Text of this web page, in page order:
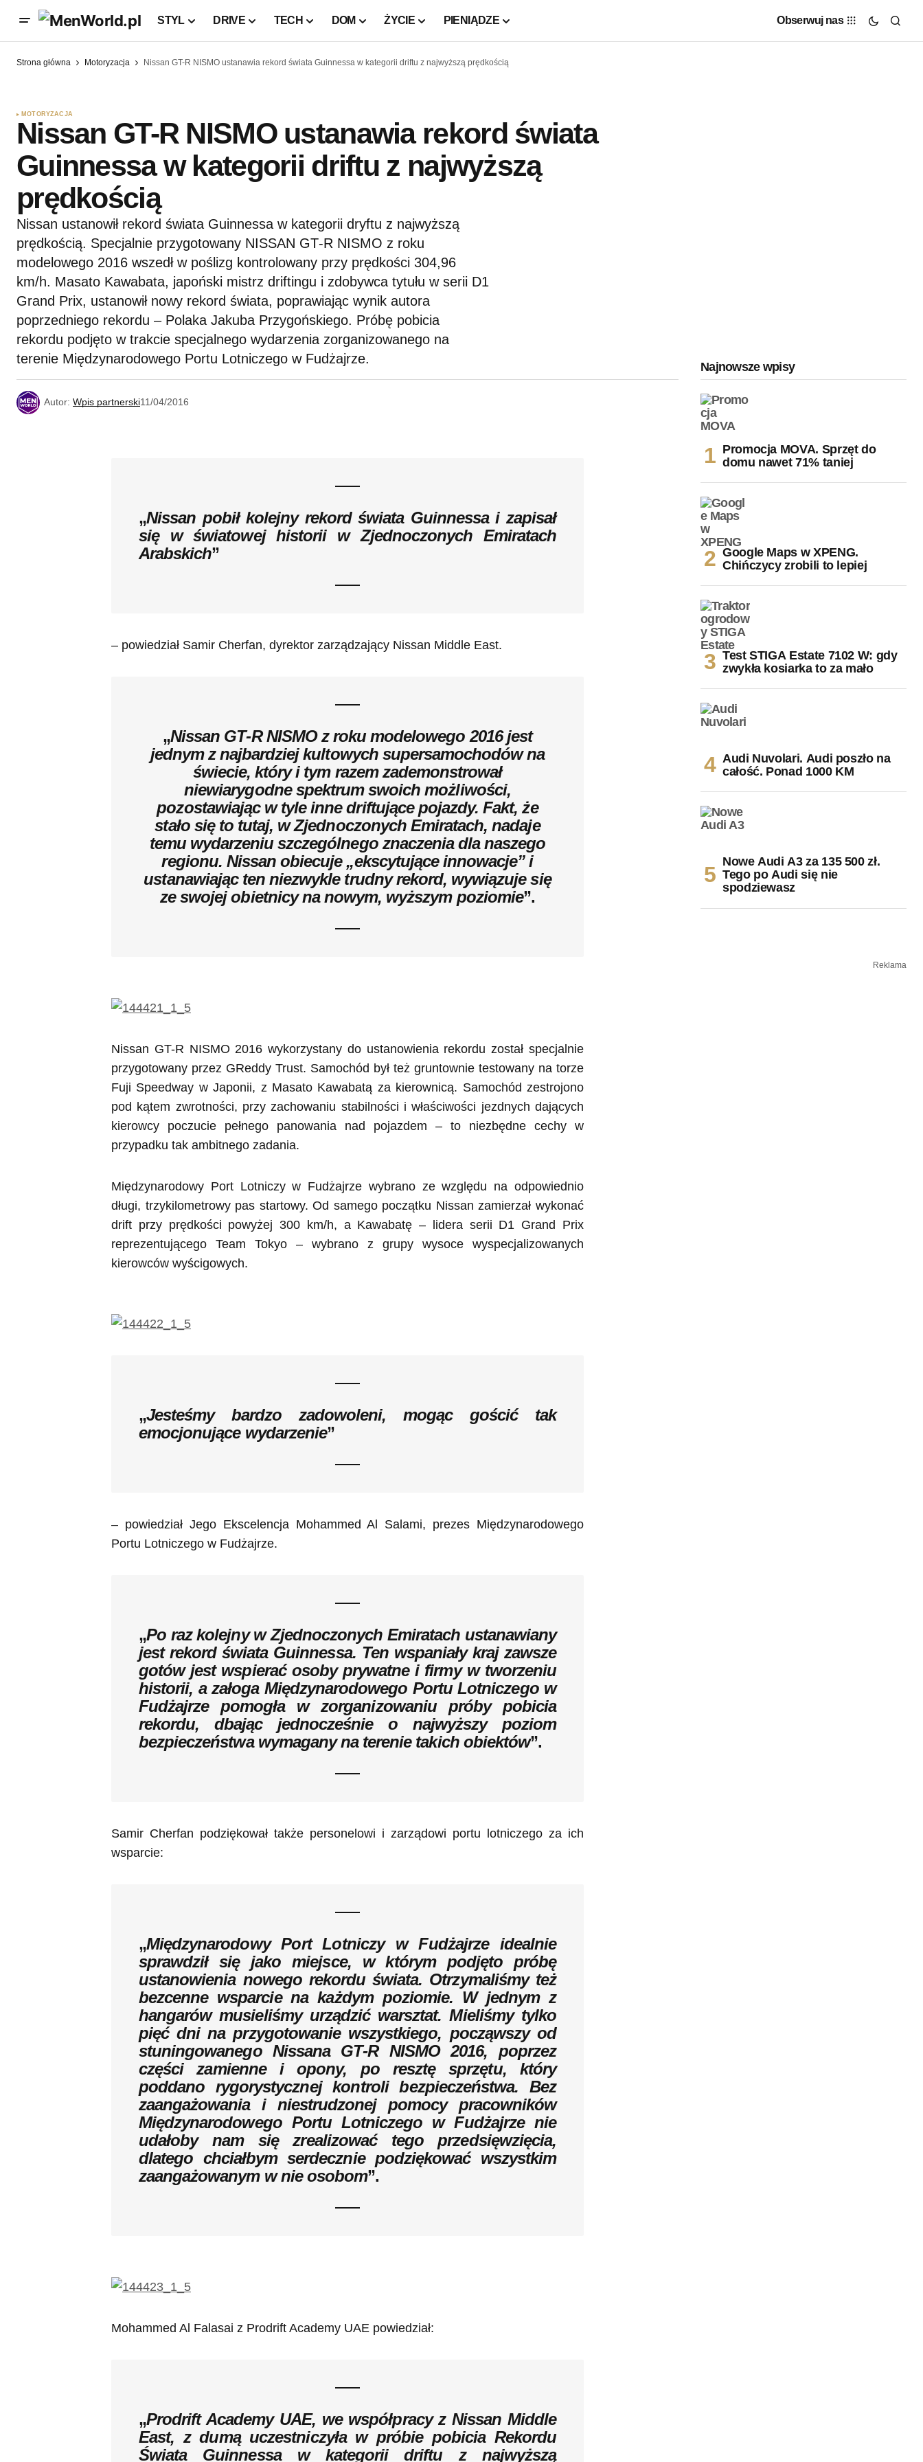
STYL DRIVE TECH DOM ŻYCIE PIENIĄDZE Obserwuj nas
Strona główna Motoryzacja Nissan GT-R NISMO ustanawia rekord świata Guinnessa w kategorii driftu z najwyższą prędkością
MOTORYZACJA
Nissan GT-R NISMO ustanawia rekord świata
Guinnessa w kategorii driftu z najwyższą
prędkością
Nissan ustanowił rekord świata Guinnessa w kategorii dryftu z najwyższą
prędkością. Specjalnie przygotowany NISSAN GT‑R NISMO z roku
modelowego 2016 wszedł w poślizg kontrolowany przy prędkości 304,96
km/h. Masato Kawabata, japoński mistrz driftingu i zdobywca tytułu w serii D1
Grand Prix, ustanowił nowy rekord świata, poprawiając wynik autora
poprzedniego rekordu – Polaka Jakuba Przygońskiego. Próbę pobicia
rekordu podjęto w trakcie specjalnego wydarzenia zorganizowanego na
terenie Międzynarodowego Portu Lotniczego w Fudżajrze.
Autor: Wpis partnerski11/04/2016
„Nissan pobił kolejny rekord świata Guinnessa i zapisał
się w światowej historii w Zjednoczonych Emiratach
Arabskich”
– powiedział Samir Cherfan, dyrektor zarządzający Nissan Middle East.
„Nissan GT‑R NISMO z roku modelowego 2016 jest
jednym z najbardziej kultowych supersamochodów na
świecie, który i tym razem zademonstrował
niewiarygodne spektrum swoich możliwości,
pozostawiając w tyle inne driftujące pojazdy. Fakt, że
stało się to tutaj, w Zjednoczonych Emiratach, nadaje
temu wydarzeniu szczególnego znaczenia dla naszego
regionu. Nissan obiecuje „ekscytujące innowacje” i
ustanawiając ten niezwykle trudny rekord, wywiązuje się
ze swojej obietnicy na nowym, wyższym poziomie”.
Nissan GT-R NISMO 2016 wykorzystany do ustanowienia rekordu został specjalnie
przygotowany przez GReddy Trust. Samochód był też gruntownie testowany na torze
Fuji Speedway w Japonii, z Masato Kawabatą za kierownicą. Samochód zestrojono
pod kątem zwrotności, przy zachowaniu stabilności i właściwości jezdnych dających
kierowcy poczucie pełnego panowania nad pojazdem – to niezbędne cechy w
przypadku tak ambitnego zadania.
Międzynarodowy Port Lotniczy w Fudżajrze wybrano ze względu na odpowiednio
długi, trzykilometrowy pas startowy. Od samego początku Nissan zamierzał wykonać
drift przy prędkości powyżej 300 km/h, a Kawabatę – lidera serii D1 Grand Prix
reprezentującego Team Tokyo – wybrano z grupy wysoce wyspecjalizowanych
kierowców wyścigowych.
„Jesteśmy bardzo zadowoleni, mogąc gościć tak
emocjonujące wydarzenie”
– powiedział Jego Ekscelencja Mohammed Al Salami, prezes Międzynarodowego
Portu Lotniczego w Fudżajrze.
„Po raz kolejny w Zjednoczonych Emiratach ustanawiany
jest rekord świata Guinnessa. Ten wspaniały kraj zawsze
gotów jest wspierać osoby prywatne i firmy w tworzeniu
historii, a załoga Międzynarodowego Portu Lotniczego w
Fudżajrze pomogła w zorganizowaniu próby pobicia
rekordu, dbając jednocześnie o najwyższy poziom
bezpieczeństwa wymagany na terenie takich obiektów”.
Samir Cherfan podziękował także personelowi i zarządowi portu lotniczego za ich
wsparcie:
„Międzynarodowy Port Lotniczy w Fudżajrze idealnie
sprawdził się jako miejsce, w którym podjęto próbę
ustanowienia nowego rekordu świata. Otrzymaliśmy też
bezcenne wsparcie na każdym poziomie. W jednym z
hangarów musieliśmy urządzić warsztat. Mieliśmy tylko
pięć dni na przygotowanie wszystkiego, począwszy od
stuningowanego Nissana GT‑R NISMO 2016, poprzez
części zamienne i opony, po resztę sprzętu, który
poddano rygorystycznej kontroli bezpieczeństwa. Bez
zaangażowania i niestrudzonej pomocy pracowników
Międzynarodowego Portu Lotniczego w Fudżajrze nie
udałoby nam się zrealizować tego przedsięwzięcia,
dlatego chciałbym serdecznie podziękować wszystkim
zaangażowanym w nie osobom”.
Mohammed Al Falasai z Prodrift Academy UAE powiedział:
„Prodrift Academy UAE, we współpracy z Nissan Middle
East, z dumą uczestniczyła w próbie pobicia Rekordu
Świata Guinnessa w kategorii driftu z najwyższą
Najnowsze wpisy
Promocja MOVA. Sprzęt do
domu nawet 71% taniej
Google Maps w XPENG.
Chińczycy zrobili to lepiej
Test STIGA Estate 7102 W: gdy
zwykła kosiarka to za mało
Audi Nuvolari. Audi poszło na
całość. Ponad 1000 KM
Nowe Audi A3 za 135 500 zł.
Tego po Audi się nie
spodziewasz
Reklama